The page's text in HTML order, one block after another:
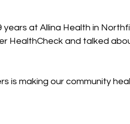
at Allina Health in
HealthCheck and talked
is making our community